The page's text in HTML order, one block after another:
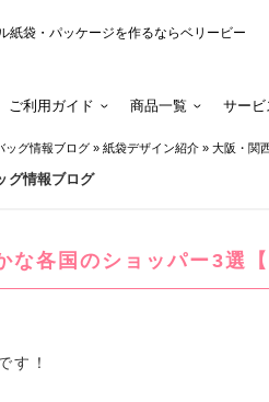
紙袋・パッケージを作るならベリービー
ご利用ガイド 商品一覧 サービ
ッグ情報ブログ » 紙袋デザイン紹介 » 大阪・関
グ情報ブログ
な各国のショッパー3選【
す！